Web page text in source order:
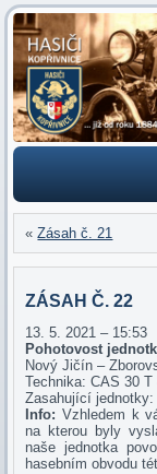
«Zásah č. 21
ZÁSAH Č. 22
13. 5. 2021 – 15:53
Pohotovost
Nový Jičín –
Technika: CAS 30 T
Zasahující
Info: Vzhledem k
na kterou byly
naše jednotka
hasebním obvodu